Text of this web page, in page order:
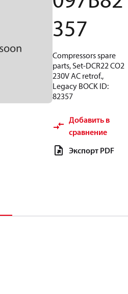
357
Compressors spare
parts, Set-DCR22 CO2
230V AC retrof.,
Legacy BOCK ID:
82357
Добавить в
сравнение
Экспорт PDF